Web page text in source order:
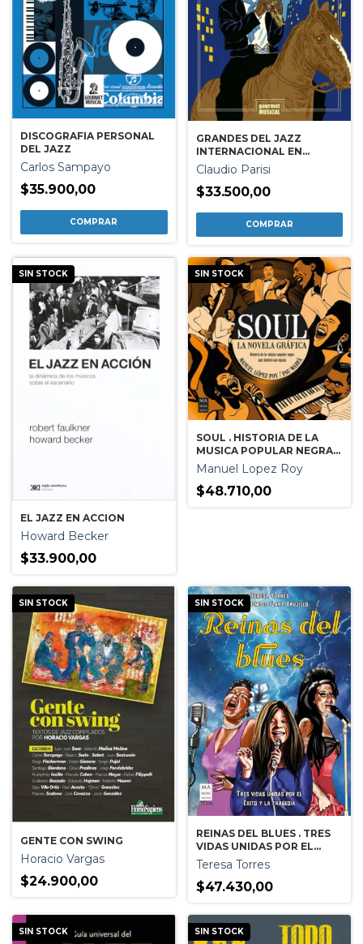
DISCOGRAFIA PERSONAL
DEL JAZZ
Carlos Sampayo
$35.900,00
GRANDES DEL JAZZ
INTERNACIONAL EN
ARGENTINA (1956-1979)
Claudio Parisi
$33.500,00
SIN STOCK
EL JAZZ EN ACCION
Howard Becker
$33.900,00
SIN STOCK
SOUL . HISTORIA DE LA
MUSICA POPULAR NEGRA
QUE DOMINO UNA EPOCA .
LA NOVELA GRAFICA
Manuel Lopez Roy
$48.710,00
SIN STOCK
GENTE CON SWING
Horacio Vargas
$24.900,00
SIN STOCK
REINAS DEL BLUES . TRES
VIDAS UNIDAS POR EL
EXITO Y LA TRAGEDIA
Teresa Torres
$47.430,00
SIN STOCK SIN STOCK